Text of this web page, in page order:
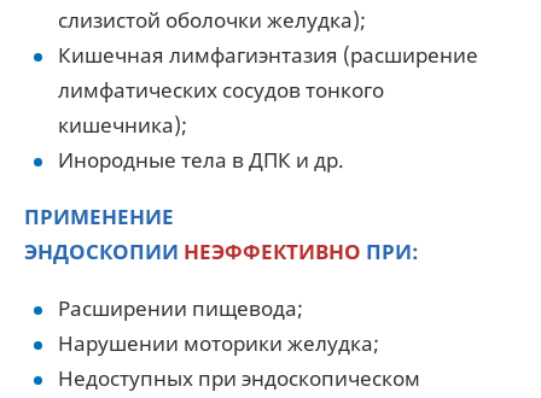
слизистой оболочки желудка);
Кишечная лимфагиэнтазия (расширение
лимфатических сосудов тонкого
кишечника);
Инородные тела в ДПК и др.
ПРИМЕНЕНИЕ
ЭНДОСКОПИИ НЕЭФФЕКТИВНО ПРИ:
Расширении пищевода;
Нарушении моторики желудка;
Недоступных при эндоскопическом